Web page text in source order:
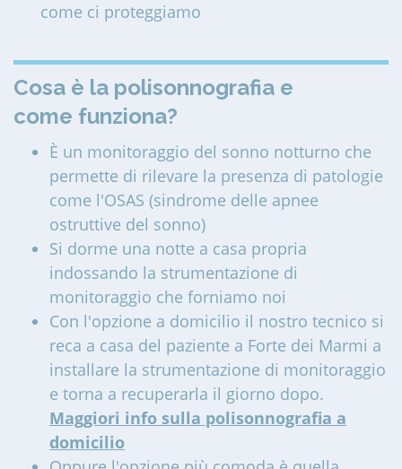
come ci proteggiamo
Cosa è la polisonnografia e
come funziona?
È un monitoraggio del sonno notturno che
permette di rilevare la presenza di patologie
come l'OSAS (sindrome delle apnee
ostruttive del sonno)
Si dorme una notte a casa propria
indossando la strumentazione di
monitoraggio che forniamo noi
Con l'opzione a domicilio il nostro tecnico si
reca a casa del paziente a Forte dei Marmi a
installare la strumentazione di monitoraggio
e torna a recuperarla il giorno dopo.
Maggiori info sulla polisonnografia a
domicilio